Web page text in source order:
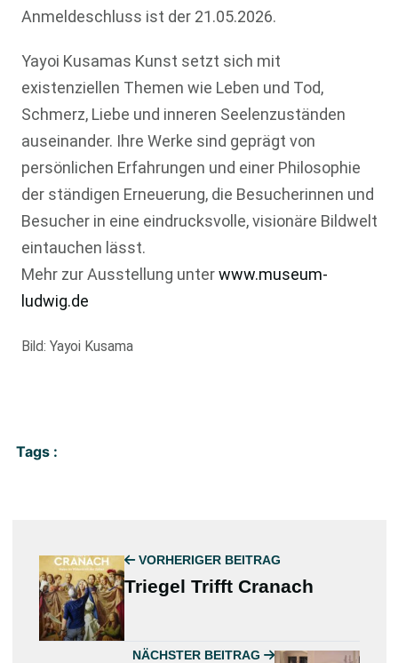
Anmeldeschluss ist der 21.05.2026.
Yayoi Kusamas Kunst setzt sich mit
existenziellen Themen wie Leben und Tod,
Schmerz, Liebe und inneren Seelenzuständen
auseinander. Ihre Werke sind geprägt von
persönlichen Erfahrungen und einer Philosophie
der ständigen Erneuerung, die Besucherinnen und
Besucher in eine eindrucksvolle, visionäre Bildwelt
eintauchen lässt.
Mehr zur Ausstellung unterwww.museum-
ludwig.de
Bild: Yayoi Kusama
Tags :
VORHERIGER BEITRAG
Triegel Trifft Cranach
NÄCHSTER BEITRAG